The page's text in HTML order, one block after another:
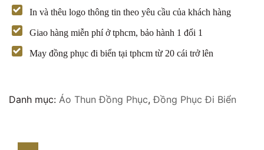
In và thêu logo thông tin theo yêu cầu của khách hàng
Giao hàng miễn phí ở tphcm, bảo hành 1 đổi 1
May đồng phục đi biển tại tphcm từ 20 cái trở lên
Danh mục: Áo Thun Đồng Phục,Đồng Phục Đi Biển